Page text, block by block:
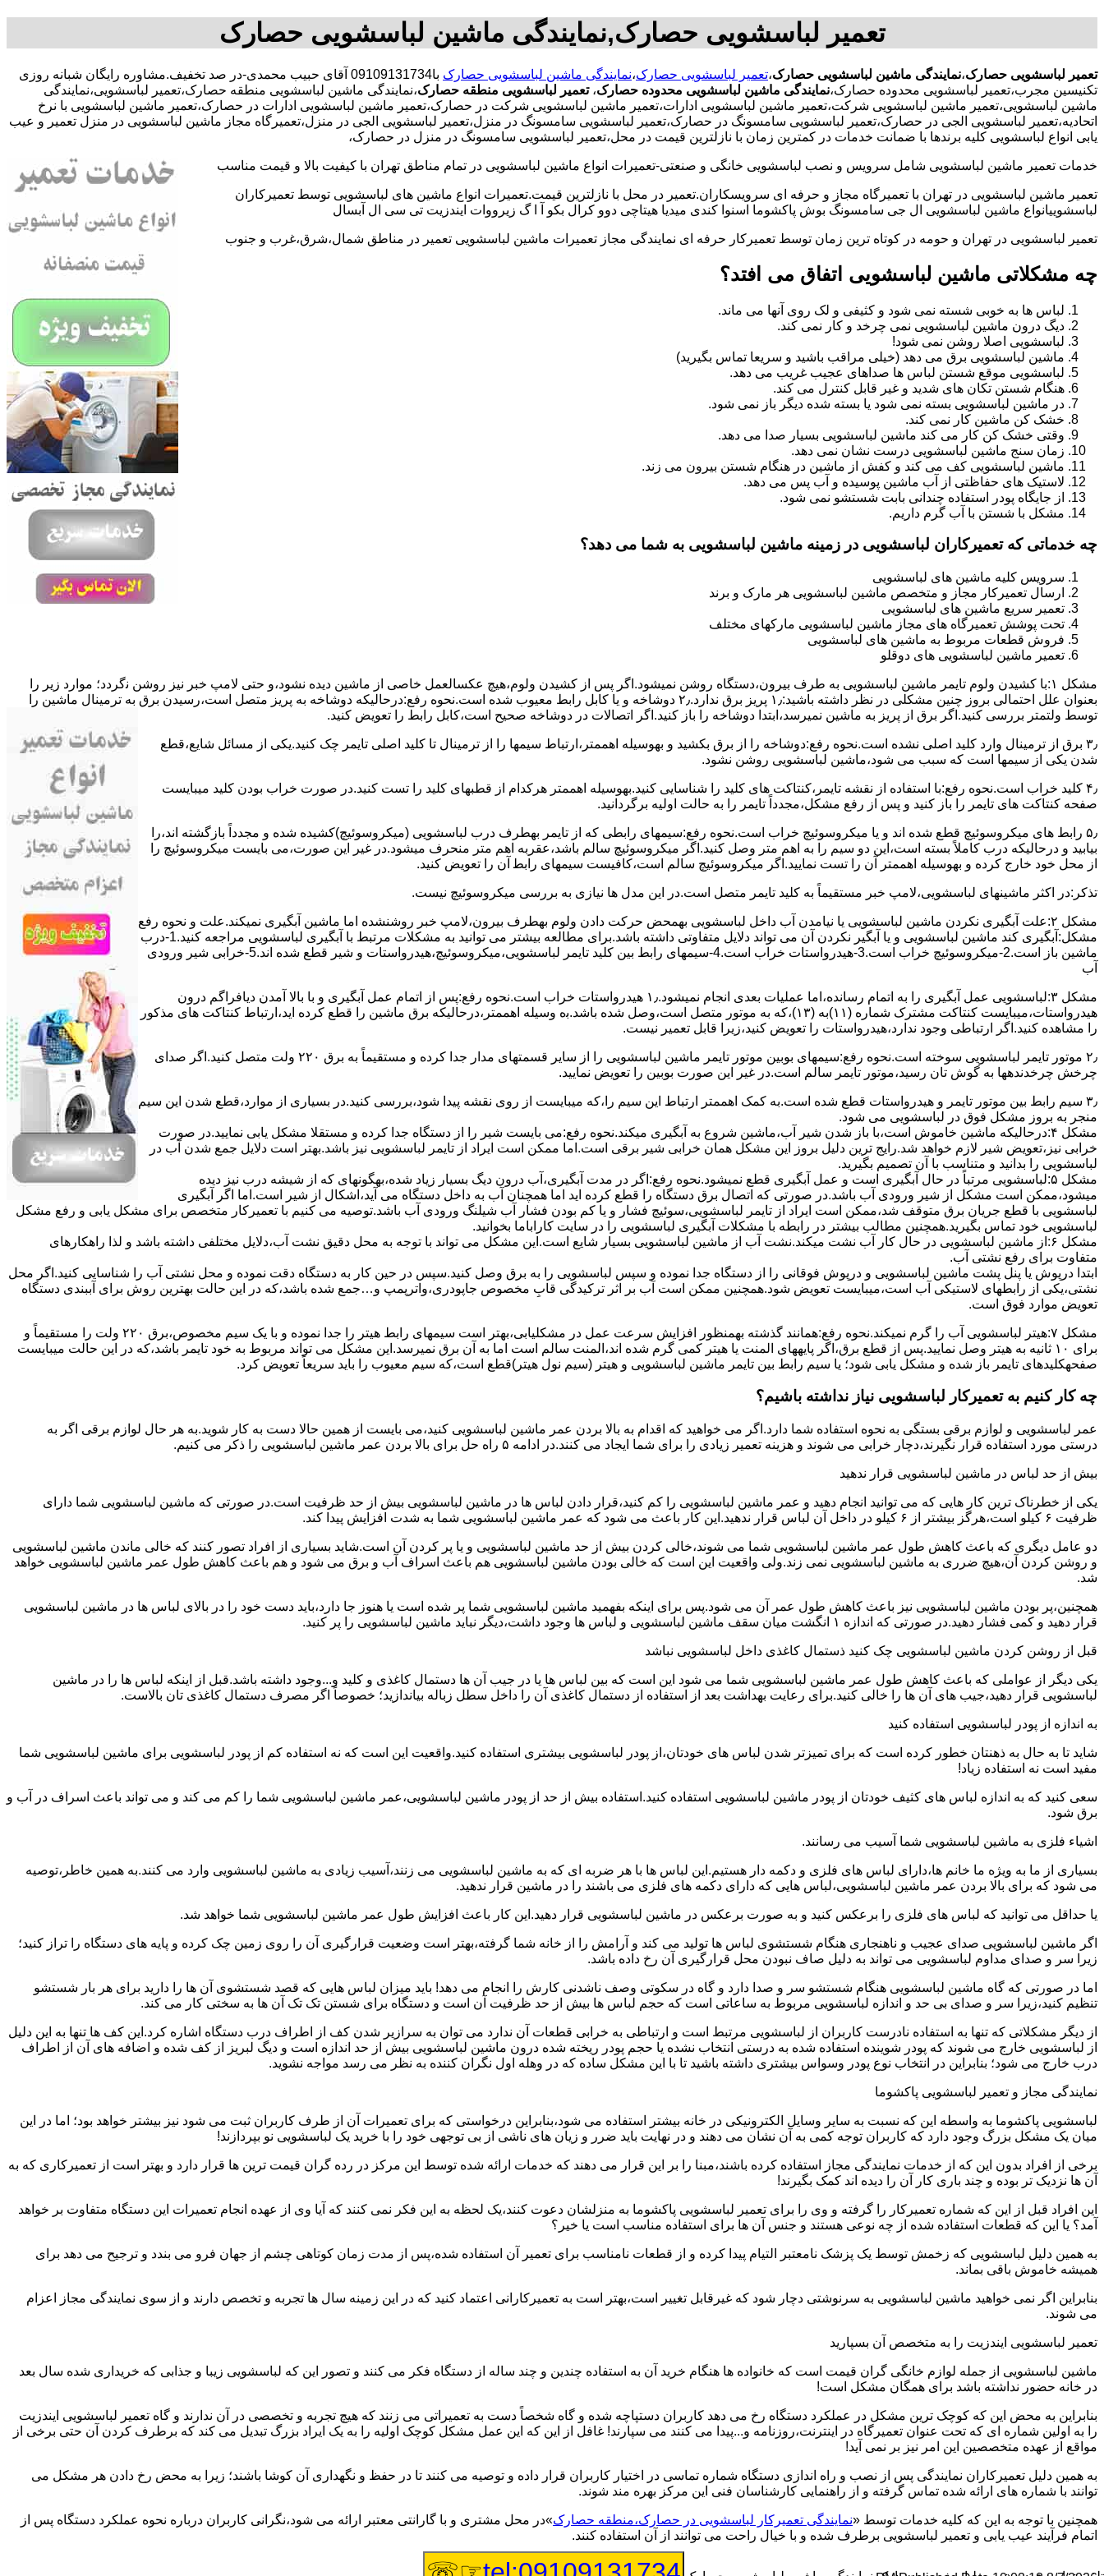
تعمیر لباسشویی حصارک,نمایندگی ماشین لباسشویی حصارک
تعمیر لباسشویی حصارک،نمایندگی ماشین لباسشویی حصارک،تعمیر لباسشویی حصارک،نمایندگی ماشین لباسشویی حصارک
با09109131734 آقای حبیب محمدی-در صد تخفیف.مشاوره رایگان شبانه روزی
تکنیسین مجرب،تعمیر لباسشویی محدوده حصارک،نمایندگی ماشین لباسشویی محدوده حصارک، تعمیر لباسشویی منطقه حصارک،نمایندگی ماشین لباسشویی منطقه حصارک،تعمیر لباسشویی،نمایندگی
ماشین لباسشویی،تعمیر ماشین لباسشویی شرکت،تعمیر ماشین لباسشویی ادارات،تعمیر ماشین لباسشویی شرکت در حصارک،تعمیر ماشین لباسشویی ادارات در حصارک،تعمیر ماشین لباسشویی با نرخ
اتحادیه،تعمیر لباسشویی الجی در حصارک،تعمیر لباسشویی سامسونگ در حصارک،تعمیر لباسشویی سامسونگ در منزل،تعمیر لباسشویی الجی در منزل،تعمیرگاه مجاز ماشین لباسشویی در منزل تعمیر و عیب
یابی انواع لباسشویی کلیه برندها با ضمانت خدمات در کمترین زمان با نازلترین قیمت در محل،تعمیر لباسشویی سامسونگ در منزل در حصارک،
خدمات تعمیر ماشین لباسشویی شامل سرویس و نصب لباسشویی خانگی و صنعتی-تعمیرات انواع ماشین لباسشویی در تمام مناطق تهران با کیفیت بالا و قیمت مناسب
تعمیر ماشین لباسشویی در تهران با تعمیرگاه مجاز و حرفه ای سرویسکاران.تعمیر در محل با نازلترین قیمت.تعمیرات انواع ماشین های لباسشویی توسط تعمیرکاران
لباسشوییانواع ماشین لباسشویی ال جی سامسونگ بوش پاکشوما اسنوا کندی میدیا هیتاچی دوو کرال بکو آ ا گ زیرووات ایندزیت تی سی ال آبسال
تعمیر لباسشویی در تهران و حومه در کوتاه ترین زمان توسط تعمیرکار حرفه ای نمایندگی مجاز تعمیرات ماشین لباسشویی تعمیر در مناطق شمال،شرق،غرب و جنوب
چه مشکلاتی ماشین لباسشویی اتفاق می افتد؟
لباس ها به خوبی شسته نمی شود و کثیفی و لک روی آنها می ماند.
دیگ درون ماشین لباسشویی نمی چرخد و کار نمی کند.
لباسشویی اصلا روشن نمی شود!
ماشین لباسشویی برق می دهد (خیلی مراقب باشید و سریعا تماس بگیرید)
لباسشویی موقع شستن لباس ها صداهای عجیب غریب می دهد.
هنگام شستن تکان های شدید و غیر قابل کنترل می کند.
در ماشین لباسشویی بسته نمی شود یا بسته شده دیگر باز نمی شود.
خشک کن ماشین کار نمی کند.
وقتی خشک کن کار می کند ماشین لباسشویی بسیار صدا می دهد.
زمان سنج ماشین لباسشویی درست نشان نمی دهد.
ماشین لباسشویی کف می کند و کفش از ماشین در هنگام شستن بیرون می زند.
لاستیک های حفاظتی از آب ماشین پوسیده و آب پس می دهد.
از جایگاه پودر استفاده چندانی بابت شستشو نمی شود.
مشکل با شستن با آب گرم داریم.
چه خدماتی که تعمیرکاران لباسشویی در زمینه ماشین لباسشویی به شما می دهد؟
سرویس کلیه ماشین های لباسشویی
ارسال تعمیرکار مجاز و متخصص ماشین لباسشویی هر مارک و برند
تعمیر سریع ماشین های لباسشویی
تحت پوشش تعمیرگاه های مجاز ماشین لباسشویی مارکهای مختلف
فروش قطعات مربوط به ماشین های لباسشویی
تعمیر ماشین لباسشویی های دوقلو
مشکل ۱:ﺑﺎ ﮐﺸﯿﺪن وﻟﻮم ﺗﺎﯾﻤﺮ ماشین لباسشویی به طرف ﺑﯿﺮون،دستگاه روﺷﻦ نمیشود.اﮔﺮ ﭘﺲ از ﮐﺸﯿﺪن وﻟﻮم،ﻫﯿﭻ عکسالعمل ﺧﺎﺻﯽ از ﻣﺎﺷﯿﻦ دﯾﺪه نشود،و حتی ﻻﻣﭗ ﺧﺒﺮ ﻧﯿﺰ روﺷﻦ ﻧگردد؛ موارد زیر را
بعنوان ﻋﻠﻞ احتمالی بروز چنین مشکلی در نظر داشته باشید:۱٫ ﭘﺮﯾﺰ ﺑﺮق ﻧﺪارد.۲٫ دوﺷﺎﺧﻪ و ﯾﺎ ﮐﺎﺑﻞ راﺑﻂ ﻣﻌﯿﻮب ﺷﺪه است.نحوه رفع:درحالیکه دوﺷﺎﺧﻪ ﺑﻪ ﭘﺮﯾﺰ ﻣﺘﺼﻞ اﺳﺖ،رﺳﯿﺪن ﺑﺮق ﺑﻪ ﺗﺮﻣﯿﻨﺎل ﻣﺎﺷﯿﻦ را
ﺗﻮﺳﻂ ولتمتر بررسی ﮐﻨﯿﺪ.اﮔﺮ ﺑﺮق از ﭘﺮﯾﺰ ﺑﻪ ﻣﺎﺷﯿﻦ نمیرسد،اﺑﺘﺪا دوشاخه را باز کنید.اﮔﺮ اﺗﺼﺎﻻت در دوشاخه ﺻﺤﯿﺢ اﺳﺖ،ﮐﺎﺑﻞ راﺑﻂ را ﺗﻌﻮﯾﺾ کنید.
۳٫ ﺑﺮق از ﺗﺮﻣﯿﻨﺎل وارد ﮐﻠﯿﺪ اﺻﻠﯽ ﻧﺸﺪه است.نحوه رﻓﻊ:دوشاخه را از ﺑﺮق بکشید و بهوسیله اهممتر،ارﺗﺒﺎط سیمها را از ﺗﺮﻣﯿﻨﺎل ﺗﺎ ﮐﻠﯿﺪ اﺻﻠﯽ ﺗﺎﯾﻤﺮ چک کنید.یکی از مسائل شایع،ﻗﻄﻊ
شدن ﯾﮑﯽ از سیمها است که سبب می شود،ﻣﺎﺷﯿﻦ لباسشویی روﺷﻦ نشود.
۴٫ ﮐﻠﯿﺪ ﺧﺮاب اﺳﺖ.نحوه رفع:ﺑﺎ اﺳﺘﻔﺎده از ﻧﻘﺸﻪ ﺗﺎﯾﻤﺮ،ﮐﻨﺘﺎﮐﺖ ﻫﺎی ﮐﻠﯿﺪ را ﺷﻨﺎﺳﺎﯾﯽ کنید.بهوسیله اهممتر هرکدام از قطبهای ﮐﻠﯿﺪ را ﺗﺴﺖ ﮐﻨﯿﺪ.در ﺻﻮرت ﺧﺮاب ﺑﻮدن ﮐﻠﯿﺪ میبایست
ﺻﻔﺤﻪ ﮐﻨﺘﺎﮐﺖ ﻫﺎی ﺗﺎﯾﻤﺮ را باز کنید و ﭘﺲ از رﻓﻊ مشکل،مجدداً ﺗﺎﯾﻤﺮ را به حالت اوﻟﯿﻪ برگردانید.
۵٫ رابط های ﻣﯿﮑﺮوﺳﻮﺋﯿﭻ ﻗﻄﻊ شده اند و ﯾﺎ ﻣﯿﮑﺮوﺳﻮﺋﯿﭻ ﺧﺮاب اﺳﺖ.نحوه رفع:سیمهای راﺑﻄﯽ ﮐﻪ از ﺗﺎﯾﻤﺮ بهطرف درب لباسشویی (ﻣﯿﮑﺮوﺳﻮﺋﯿﭻ)کشیده شده و مجدداً بازگشته اند،را
ﺑﯿﺎﺑﯿﺪ و درحالیکه درب کاملاً ﺑﺴﺘﻪ اﺳﺖ،اﯾﻦ دو ﺳﯿﻢ را ﺑﻪ اﻫﻢ ﻣﺘﺮ وصل کنید.اﮔﺮ ﻣﯿﮑﺮوﺳﻮﺋﯿﭻ ﺳﺎﻟﻢ ﺑﺎﺷﺪ،ﻋﻘﺮﺑﻪ اهم متر ﻣﻨﺤﺮف میشود.در ﻏﯿﺮ اﯾﻦ ﺻﻮرت،می بایست ﻣﯿﮑﺮوﺳﻮﺋﯿﭻ را
از ﻣﺤﻞ خود ﺧﺎرج کرده و بهوسیله اهممتر آن را ﺗﺴﺖ ﻧﻤﺎﯾﯿﺪ.اﮔﺮ ﻣﯿﮑﺮوﺳﻮﺋﯿﭻ ﺳﺎﻟﻢ اﺳﺖ،ﮐﺎﻓﯿﺴﺖ سیمهای راﺑﻄ آن را ﺗﻌﻮﯾﺾ کنید.
ﺗﺬﮐﺮ:در اﮐﺜﺮ ماشینهای لباسشویی،ﻻﻣﭗ ﺧﺒﺮ مستقیماً ﺑﻪ ﮐﻠﯿﺪ ﺗﺎﯾﻤﺮ ﻣﺘﺼﻞ اﺳﺖ.در اﯾﻦ مدل ها ﻧﯿﺎزی ﺑﻪ بررسی ﻣﯿﮑﺮوﺳﻮﺋﯿﭻ نیست.
مشکل ۲:علت آبگیری نکردن ماشین لباسشویی یا نیامدن آب داخل لباسشویی بهمحض ﺣﺮﮐﺖ دادن وﻟﻮم بهطرف ﺑﯿﺮون،ﻻﻣﭗ ﺧﺒﺮ روشنشده اﻣﺎ ﻣﺎﺷﯿﻦ آﺑﮕﯿﺮی نمیکند.ﻋﻠﺖ و نحوه رﻓﻊ
مشکل:آبگیری کند ماشین لباسشویی و یا آبگیر نکردن آن می تواند دلایل متفاوتی داشته باشد.برای مطالعه بیشتر می توانید به مشکلات مرتبط با آبگیری لباسشویی مراجعه کنید.1-درب
ﻣﺎﺷﯿﻦ ﺑﺎز اﺳﺖ.2-ﻣﯿﮑﺮوﺳﻮﺋﯿﭻ ﺧﺮاب اﺳﺖ.3-ﻫﯿﺪرواﺳﺘﺎت ﺧﺮاب اﺳﺖ.4-سیمهای راﺑﻂ ﺑﯿﻦ ﮐﻠﯿﺪ ﺗﺎﯾﻤﺮ لباسشویی،ﻣﯿﮑﺮوﺳﻮﺋﯿﭻ،ﻫﯿﺪرواﺳﺘﺎت و ﺷﯿﺮ ﻗﻄﻊ ﺷﺪه اند.5-خرابی شیر ورودی
آب
مشکل ۳:لباسشویی ﻋﻤﻞ آﺑﮕﯿﺮی را ﺑﻪ اﺗﻤﺎم رﺳﺎﻧﺪه،اﻣﺎ ﻋﻤﻠﯿﺎت ﺑﻌﺪی اﻧﺠﺎم نمیشود.۱٫ ﻫﯿﺪرواﺳﺘﺎت ﺧﺮاب اﺳﺖ.نحوه رﻓﻊ:ﭘﺲ از اﺗﻤﺎم عمل آﺑﮕﯿﺮی و ﺑﺎ ﺑﺎﻻ آﻣﺪن دﯾﺎﻓﺮاﮔﻢ درون
ﻫﯿﺪرواﺳﺘﺎت،میبایست ﮐﻨﺘﺎﮐﺖ ﻣﺸﺘﺮک شماره (۱۱)به (۱۳)،ﮐﻪ ﺑﻪ ﻣﻮﺗﻮر ﻣﺘﺼﻞ اﺳﺖ،وﺻﻞ ﺷﺪه ﺑﺎﺷﺪ.ﺑه وسیله اهممتر،درحالیکه ﺑﺮق ﻣﺎﺷﯿﻦ را ﻗﻄﻊ کرده اید،ارﺗﺒﺎط ﮐﻨﺘﺎﮐﺖ ﻫﺎی ﻣﺬﮐﻮر
را ﻣﺸﺎﻫﺪه کنید.اﮔﺮ ارﺗﺒﺎطی وجود ندارد،ﻫﯿﺪرواﺳﺘﺎت را ﺗﻌﻮﯾﺾ ﮐﻨﯿﺪ،زﯾﺮا قابل ﺗﻌﻤﯿﺮ نیست.
۲٫ ﻣﻮﺗﻮر ﺗﺎﯾﻤﺮ لباسشویی ﺳﻮﺧﺘﻪ اﺳﺖ.نحوه رﻓﻊ:سیمهای ﺑﻮﺑﯿﻦ ﻣﻮﺗﻮر ﺗﺎﯾﻤﺮ ماشین لباسشویی را از ﺳﺎﯾﺮ قسمتهای ﻣﺪار ﺟﺪا کرده و مستقیماً ﺑﻪ برق ۲۲۰ وﻟﺖ ﻣﺘﺼﻞ کنید.اﮔﺮ ﺻﺪای
ﭼﺮﺧﺶ چرخدندهها به گوش تان رﺳﯿﺪ،ﻣﻮﺗﻮر ﺗﺎﯾﻤﺮ ﺳﺎﻟﻢ اﺳﺖ.در ﻏﯿﺮ اﯾﻦ ﺻﻮرت ﺑﻮﺑﯿﻦ را ﺗﻌﻮﯾﺾ ﻧﻤﺎﯾﯿﺪ.
۳٫ ﺳﯿﻢ راﺑﻂ ﺑﯿﻦ ﻣﻮﺗﻮر ﺗﺎﯾﻤﺮ و ﻫﯿﺪرواﺳﺘﺎت ﻗﻄﻊ ﺷﺪه اﺳﺖ.به کمک اهممتر ارﺗﺒﺎط اﯾﻦ ﺳﯿﻢ را،ﮐﻪ میبایست از روی ﻧﻘﺸﻪ ﭘﯿﺪا ﺷﻮد،بررسی ﮐﻨﯿﺪ.در ﺑﺴﯿﺎری از موارد،ﻗﻄﻊ ﺷﺪن اﯾﻦ ﺳﯿﻢ
ﻣﻨﺠﺮ ﺑﻪ ﺑﺮوز مشکل ﻓﻮق در لباسشویی می شود.
مشکل ۴:درحالیکه ﻣﺎﺷﯿﻦ ﺧﺎﻣﻮش اﺳﺖ،ﺑﺎ ﺑﺎز ﺷﺪن ﺷﯿﺮ آب،ﻣﺎﺷﯿﻦ ﺷﺮوع ﺑﻪ آﺑﮕﯿﺮی میکند.نحوه رﻓﻊ:می بایست ﺷﯿﺮ را از دستگاه جدا کرده و مستقلا مشکل یابی نمایید.در صورت
خرابی نیز،تعویض شیر لازم خواهد شد.رایج ترین دلیل بروز این مشکل همان خرابی شیر برقی است.اما ممکن است ایراد از تایمر لباسشویی نیز باشد.بهتر است دلایل جمع شدن آب در
لباسشویی را بدانید و متناسب با آن تصمیم بگیرید.
مشکل ۵:لباسشویی مرتباً در ﺣﺎل آﺑﮕﯿﺮی اﺳﺖ و ﻋﻤﻞ آﺑﮕﯿﺮی ﻗﻄﻊ نمیشود.نحوه رﻓﻊ:اﮔﺮ در ﻣﺪت آﺑﮕﯿﺮی،آب درون دﯾﮓ ﺑﺴﯿﺎر زﯾﺎد ﺷﺪه،بهگونهای ﮐﻪ از ﺷﯿﺸﻪ درب ﻧﯿﺰ دﯾﺪه
میشود،ممکن است مشکل از شیر ورودی آب باشد.در صورتی که اتصال برق دستگاه را قطع کرده اید اما همچنان آب به داخل دستگاه می آید،اشکال از شیر است.اما اگر آبگیری
لباسشویی با قطع جریان برق متوقف شد،ممکن است ایراد از تایمر لباسشویی،سوئیچ فشار و یا کم بودن فشار آب شیلنگ ورودی آب باشد.توصیه می کنیم با تعمیرکار متخصص برای مشکل یابی و رفع مشکل
لباسشویی خود تماس بگیرید.همچنین مطالب بیشتر در رابطه با مشکلات آبگیری لباسشویی را در سایت کاراباما بخوانید.
مشکل ۶:از ﻣﺎﺷﯿﻦ لباسشویی در ﺣﺎل ﮐﺎر آب ﻧﺸﺖ میکند.نشت آب از ماشین لباسشویی بسیار شایع است.این مشکل می تواند با توجه به محل دقیق نشت آب،دلایل مختلفی داشته باشد و لذا راهکارهای
متفاوت برای رفع نشتی آب.
ابتدا درپوش یا پنل ﭘﺸﺖ ﻣﺎﺷﯿﻦ لباسشویی و درپوش ﻓﻮﻗﺎﻧﯽ را از دستگاه ﺟﺪا ﻧﻤﻮده و ﺳﭙﺲ لباسشویی را ﺑﻪ ﺑﺮق وصل ﮐﻨﯿﺪ.سپس در حین کار به دستگاه دقت نموده و ﻣﺤﻞ نشتی آب را ﺷﻨﺎﺳﺎﯾﯽ کنید.اﮔﺮ ﻣﺤﻞ
نشتی،ﯾﮑﯽ از رابطهای ﻻﺳﺘﯿﮑﯽ آب اﺳﺖ،میبایست ﺗﻌﻮﯾﺾ شود.همچنین ﻣﻤﮑﻦ اﺳﺖ آب بر اثر ﺗﺮﮐﯿﺪﮔﯽ قابِ ﻣﺨﺼﻮص ﺟﺎﭘﻮدری،واترپمپ و…جمع شده ﺑﺎﺷﺪ،ﮐﻪ در این حالت بهترین روش برای آببندی دستگاه
ﺗﻌﻮﯾﺾ ﻣﻮارد ﻓﻮق اﺳﺖ.
مشکل ۷:ﻫﯿﺘﺮ لباسشویی آب را ﮔﺮم نمیکند.نحوه رﻓﻊ:ﻫﻤﺎﻧﻨﺪ ﮔﺬﺷﺘﻪ بهمنظور اﻓﺰاﯾﺶ ﺳﺮﻋﺖ ﻋﻤﻞ در مشکلیابی،بهتر است سیمهای راﺑﻂ ﻫﯿﺘﺮ را ﺟﺪا ﻧﻤﻮده و ﺑﺎ ﯾﮏ ﺳﯿﻢ ﻣﺨﺼﻮص،برق ۲۲۰ ولت را مستقیماً و
برای ۱۰ ﺛﺎﻧﯿﻪ ﺑﻪ ﻫﯿﺘﺮ وصل نمایید.ﭘﺲ از ﻗﻄﻊ ﺑﺮق،اﮔﺮ پایههای اﻟﻤﻨﺖ یا هیتر کمی ﮔﺮم ﺷﺪه اند،اﻟﻤﻨﺖ ﺳﺎﻟﻢ است اما ﺑﻪ آن ﺑﺮق نمیرسد.اﯾﻦ ﻣﺸﮑﻞ می تواند مربوط به ﺧﻮد ﺗﺎﯾﻤﺮ باشد،ﮐﻪ در این حالت میبایست
صفحهکلیدهای ﺗﺎﯾﻤﺮ باز شده و مشکل یابی شود؛ ﯾﺎ ﺳﯿﻢ راﺑﻂ ﺑﯿﻦ ﺗﺎﯾﻤﺮ ماشین لباسشویی و ﻫﯿﺘﺮ (سیم ﻧﻮل ﻫﯿﺘﺮ)ﻗﻄﻊ اﺳﺖ،ﮐﻪ ﺳﯿﻢ ﻣﻌﯿﻮب را ﺑﺎﯾﺪ سریعاً ﺗﻌﻮﯾﺾ کرد.
چه کار کنیم به تعمیرکار لباسشویی نیاز نداشته باشیم؟
عمر لباسشویی و لوازم برقی بستگی به نحوه استفاده شما دارد.اگر می خواهید که اقدام به بالا بردن عمر ماشین لباسشویی کنید،می بایست از همین حالا دست به کار شوید.به هر حال لوازم برقی اگر به
درستی مورد استفاده قرار نگیرند،دچار خرابی می شوند و هزینه تعمیر زیادی را برای شما ایجاد می کنند.در ادامه ۵ راه حل برای بالا بردن عمر ماشین لباسشویی را ذکر می کنیم.
بیش از حد لباس در ماشین لباسشویی قرار ندهید
یکی از خطرناک ترین کار هایی که می توانید انجام دهید و عمر ماشین لباسشویی را کم کنید،قرار دادن لباس ها در ماشین لباسشویی بیش از حد ظرفیت است.در صورتی که ماشین لباسشویی شما دارای
ظرفیت ۶ کیلو است،هرگز بیشتر از ۶ کیلو در داخل آن لباس قرار ندهید.این کار باعث می شود که عمر ماشین لباسشویی شما به شدت افزایش پیدا کند.
دو عامل دیگری که باعث کاهش طول عمر ماشین لباسشویی شما می شوند،خالی کردن بیش از حد ماشین لباسشویی و یا پر کردن آن است.شاید بسیاری از افراد تصور کنند که خالی ماندن ماشین لباسشویی
و روشن کردن آن،هیچ ضرری به ماشین لباسشویی نمی زند.ولی واقعیت این است که خالی بودن ماشین لباسشویی هم باعث اسراف آب و برق می شود و هم باعث کاهش طول عمر ماشین لباسشویی خواهد
شد.
همچنین،پر بودن ماشین لباسشویی نیز باعث کاهش طول عمر آن می شود.پس برای اینکه بفهمید ماشین لباسشویی شما پر شده است یا هنوز جا دارد،باید دست خود را در بالای لباس ها در ماشین لباسشویی
قرار دهید و کمی فشار دهید.در صورتی که اندازه ۱ انگشت میان سقف ماشین لباسشویی و لباس ها وجود داشت،دیگر نباید ماشین لباسشویی را پر کنید.
قبل از روشن کردن ماشین لباسشویی چک کنید ذستمال کاغذی داخل لباسشویی نباشد
یکی دیگر از عواملی که باعث کاهش طول عمر ماشین لباسشویی شما می شود این است که بین لباس ها یا در جیب آن ها دستمال کاغذی و کلید و...وجود داشته باشد.قبل از اینکه لباس ها را در ماشین
لباسشویی قرار دهید،جیب های آن ها را خالی کنید.برای رعایت بهداشت بعد از استفاده از دستمال کاغذی آن را داخل سطل زباله بیاندازید؛ خصوصاً اگر مصرف دستمال کاغذی تان بالاست.
به اندازه از پودر لباسشویی استفاده کنید
شاید تا به حال به ذهنتان خطور کرده است که برای تمیزتر شدن لباس های خودتان،از پودر لباسشویی بیشتری استفاده کنید.واقعیت این است که نه استفاده کم از پودر لباسشویی برای ماشین لباسشویی شما
مفید است نه استفاده زیاد!
سعی کنید که به اندازه لباس های کثیف خودتان از پودر ماشین لباسشویی استفاده کنید.استفاده بیش از حد از پودر ماشین لباسشویی،عمر ماشین لباسشویی شما را کم می کند و می تواند باعث اسراف در آب و
برق شود.
اشیاء فلزی به ماشین لباسشویی شما آسیب می رسانند.
بسیاری از ما به ویژه ما خانم ها،دارای لباس های فلزی و دکمه دار هستیم.این لباس ها با هر ضربه ای که به ماشین لباسشویی می زنند،آسیب زیادی به ماشین لباسشویی وارد می کنند.به همین خاطر،توصیه
می شود که برای بالا بردن عمر ماشین لباسشویی،لباس هایی که دارای دکمه های فلزی می باشند را در ماشین قرار ندهید.
یا حداقل می توانید که لباس های فلزی را برعکس کنید و به صورت برعکس در ماشین لباسشویی قرار دهید.این کار باعث افزایش طول عمر ماشین لباسشویی شما خواهد شد.
اگر ماشین لباسشویی صدای عجیب و ناهنجاری هنگام شستشوی لباس ها تولید می کند و آرامش را از خانه شما گرفته،بهتر است وضعیت قرارگیری آن را روی زمین چک کرده و پایه های دستگاه را تراز کنید؛
زیرا سر و صدای مداوم لباسشویی می تواند به دلیل صاف نبودن محل قرارگیری آن رخ داده باشد.
اما در صورتی که گاه ماشین لباسشویی هنگام شستشو سر و صدا دارد و گاه در سکوتی وصف ناشدنی کارش را انجام می دهد! باید میزان لباس هایی که قصد شستشوی آن ها را دارید برای هر بار شستشو
تنظیم کنید،زیرا سر و صدای بی حد و اندازه لباسشویی مربوط به ساعاتی است که حجم لباس ها بیش از حد ظرفیت آن است و دستگاه برای شستن تک تک آن ها به سختی کار می کند.
از دیگر مشکلاتی که تنها به استفاده نادرست کاربران از لباسشویی مرتبط است و ارتباطی به خرابی قطعات آن ندارد می توان به سرازیر شدن کف از اطراف درب دستگاه اشاره کرد.این کف ها تنها به این دلیل
از لباسشویی خارج می شوند که پودر شوینده استفاده شده به درستی انتخاب نشده یا حجم پودر ریخته شده درون ماشین لباسشویی بیش از حد اندازه است و دیگ لبریز از کف شده و اضافه های آن از اطراف
درب خارج می شود؛ بنابراین در انتخاب نوع پودر وسواس بیشتری داشته باشید تا با این مشکل ساده که در وهله اول نگران کننده به نظر می رسد مواجه نشوید.
نمایندگی مجاز و تعمیر لباسشویی پاکشوما
لباسشویی پاکشوما به واسطه این که نسبت به سایر وسایل الکترونیکی در خانه بیشتر استفاده می شود،بنابراین درخواستی که برای تعمیرات آن از طرف کاربران ثبت می شود نیز بیشتر خواهد بود؛ اما در این
میان یک مشکل بزرگ وجود دارد که کاربران توجه کمی به آن نشان می دهند و در نهایت باید ضرر و زیان های ناشی از بی توجهی خود را با خرید یک لباسشویی نو بپردازند!
برخی از افراد بدون این که از خدمات نمایندگی مجاز استفاده کرده باشند،مبنا را بر این قرار می دهند که خدمات ارائه شده توسط این مرکز در رده گران قیمت ترین ها قرار دارد و بهتر است از تعمیرکاری که به
آن ها نزدیک تر بوده و چند باری کار آن را دیده اند کمک بگیرند!
این افراد قبل از این که شماره تعمیرکار را گرفته و وی را برای تعمیر لباسشویی پاکشوما به منزلشان دعوت کنند،یک لحظه به این فکر نمی کنند که آیا وی از عهده انجام تعمیرات این دستگاه متفاوت بر خواهد
آمد؟ یا این که قطعات استفاده شده از چه نوعی هستند و جنس آن ها برای استفاده مناسب است یا خیر؟
به همین دلیل لباسشویی که زخمش توسط یک پزشک نامعتبر التیام پیدا کرده و از قطعات نامناسب برای تعمیر آن استفاده شده،پس از مدت زمان کوتاهی چشم از جهان فرو می بندد و ترجیح می دهد برای
همیشه خاموش باقی بماند.
بنابراین اگر نمی خواهید ماشین لباسشویی به سرنوشتی دچار شود که غیرقابل تغییر است،بهتر است به تعمیرکارانی اعتماد کنید که در این زمینه سال ها تجربه و تخصص دارند و از سوی نمایندگی مجاز اعزام
می شوند.
تعمیر لباسشویی ایندزیت را به متخصص آن بسپارید
ماشین لباسشویی از جمله لوازم خانگی گران قیمت است که خانواده ها هنگام خرید آن به استفاده چندین و چند ساله از دستگاه فکر می کنند و تصور این که لباسشویی زیبا و جذابی که خریداری شده سال بعد
در خانه حضور نداشته باشد برای همگان مشکل است!
بنابراین به محض این که کوچک ترین مشکل در عملکرد دستگاه رخ می دهد کاربران دستپاچه شده و گاه شخصاً دست به تعمیراتی می زنند که هیچ تجربه و تخصصی در آن ندارند و گاه تعمیر لباسشویی ایندزیت
را به اولین شماره ای که تحت عنوان تعمیرگاه در اینترنت،روزنامه و...پیدا می کنند می سپارند! غافل از این که این عمل مشکل کوچک اولیه را به یک ایراد بزرگ تبدیل می کند که برطرف کردن آن حتی برخی از
مواقع از عهده متخصصین این امر نیز بر نمی آید!
به همین دلیل تعمیرکاران نمایندگی پس از نصب و راه اندازی دستگاه شماره تماسی در اختیار کاربران قرار داده و توصیه می کنند تا در حفظ و نگهداری آن کوشا باشند؛ زیرا به محض رخ دادن هر مشکل می
توانند با شماره های ارائه شده تماس گرفته و از راهنمایی کارشناسان فنی این مرکز بهره مند شوند.
همچنین با توجه به این که کلیه خدمات توسط «نمایندگی تعمیرکار لباسشویی در حصارک،منطقه حصارک»در محل مشتری و با گارانتی معتبر ارائه می شود،نگرانی کاربران درباره نحوه عملکرد دستگاه پس از
اتمام فرآیند عیب یابی و تعمیر لباسشویی برطرف شده و با خیال راحت می توانند از آن استفاده کنند.